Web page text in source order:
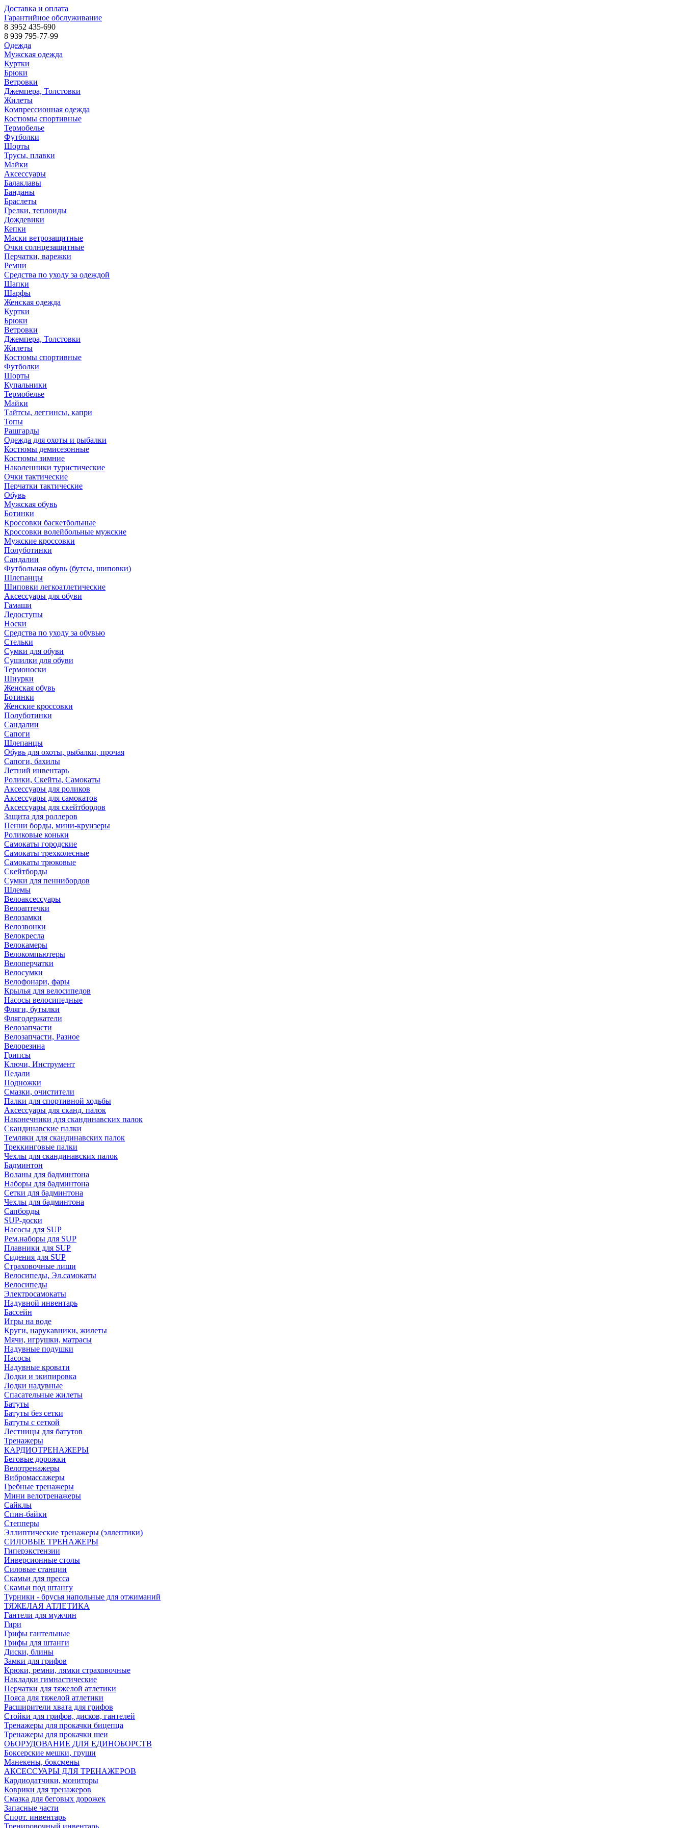
Доставка и оплата
Гарантийное обслуживание
8 3952 435-690
8 939 795-77-99
Одежда
Мужская одежда
Куртки
Брюки
Ветровки
Джемпера, Толстовки
Жилеты
Компрессионная одежда
Костюмы спортивные
Термобелье
Футболки
Шорты
Трусы, плавки
Майки
Аксессуары
Балаклавы
Банданы
Браслеты
Грелки, теплоиды
Дождевики
Кепки
Маски ветрозащитные
Очки солнцезащитные
Перчатки, варежки
Ремни
Средства по уходу за одеждой
Шапки
Шарфы
Женская одежда
Куртки
Брюки
Ветровки
Джемпера, Толстовки
Жилеты
Костюмы спортивные
Футболки
Шорты
Купальники
Термобелье
Майки
Тайтсы, леггинсы, капри
Топы
Рашгарды
Одежда для охоты и рыбалки
Костюмы демисезонные
Костюмы зимние
Наколенники туристические
Очки тактические
Перчатки тактические
Обувь
Мужская обувь
Ботинки
Кроссовки баскетбольные
Кроссовки волейбольные мужские
Мужские кроссовки
Полуботинки
Сандалии
Футбольная обувь (бутсы, шиповки)
Шлепанцы
Шиповки легкоатлетические
Аксессуары для обуви
Гамаши
Ледоступы
Носки
Средства по уходу за обувью
Стельки
Сумки для обуви
Сушилки для обуви
Термоноски
Шнурки
Женская обувь
Ботинки
Женские кроссовки
Полуботинки
Сандалии
Сапоги
Шлепанцы
Обувь для охоты, рыбалки, прочая
Сапоги, бахилы
Летний инвентарь
Ролики, Скейты, Самокаты
Аксессуары для роликов
Аксессуары для самокатов
Аксессуары для скейтбордов
Защита для роллеров
Пенни борды, мини-круизеры
Роликовые коньки
Самокаты городские
Самокаты трехколесные
Самокаты трюковые
Скейтборды
Сумки для пеннибордов
Шлемы
Велоаксессуары
Велоаптечки
Велозамки
Велозвонки
Велокресла
Велокамеры
Велокомпьютеры
Велоперчатки
Велосумки
Велофонари, фары
Крылья для велосипедов
Насосы велосипедные
Фляги, бутылки
Флягодержатели
Велозапчасти
Велозапчасти, Разное
Велорезина
Грипсы
Ключи, Инструмент
Педали
Подножки
Смазки, очистители
Палки для спортивной ходьбы
Аксессуары для сканд. палок
Наконечники для скандинавских палок
Скандинавские палки
Темляки для скандинавских палок
Треккинговые палки
Чехлы для скандинавских палок
Бадминтон
Воланы для бадминтона
Наборы для бадминтона
Сетки для бадминтона
Чехлы для бадминтона
Сапборды
SUP-доски
Насосы для SUP
Рем.наборы для SUP
Плавники для SUP
Сидения для SUP
Страховочные лиши
Велосипеды, Эл.самокаты
Велосипеды
Электросамокаты
Надувной инвентарь
Бассейн
Игры на воде
Круги, нарукавники, жилеты
Мячи, игрушки, матрасы
Надувные подушки
Насосы
Надувные кровати
Лодки и экипировка
Лодки надувные
Спасательные жилеты
Батуты
Батуты без сетки
Батуты с сеткой
Лестницы для батутов
Тренажеры
КАРДИОТРЕНАЖЕРЫ
Беговые дорожки
Велотренажеры
Вибромассажеры
Гребные тренажеры
Мини велотренажеры
Сайклы
Спин-байки
Степперы
Эллиптические тренажеры (эллептики)
СИЛОВЫЕ ТРЕНАЖЕРЫ
Гиперэкстензии
Инверсионные столы
Силовые станции
Скамьи для пресса
Скамьи под штангу
Турники - брусья напольные для отжиманий
ТЯЖЕЛАЯ АТЛЕТИКА
Гантели для мужчин
Гири
Грифы гантельные
Грифы для штанги
Диски, блины
Замки для грифов
Крюки, ремни, лямки страховочные
Накладки гимнастические
Перчатки для тяжелой атлетики
Пояса для тяжелой атлетики
Расширители хвата для грифов
Стойки для грифов, дисков, гантелей
Тренажеры для прокачки бицепца
Тренажеры для прокачки шеи
ОБОРУДОВАНИЕ ДЛЯ ЕДИНОБОРСТВ
Боксерские мешки, груши
Манекены, боксмены
АКСЕССУАРЫ ДЛЯ ТРЕНАЖЕРОВ
Кардиодатчики, мониторы
Коврики для тренажеров
Смазка для беговых дорожек
Запасные части
Спорт. инвентарь
Тренировочный инвентарь